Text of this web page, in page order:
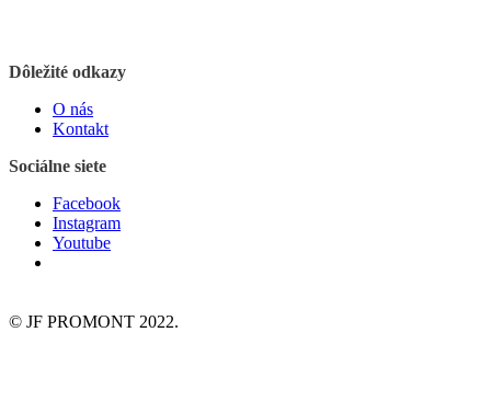
Dôležité odkazy
O nás
Kontakt
Sociálne siete
Facebook
Instagram
Youtube
© JF PROMONT 2022.